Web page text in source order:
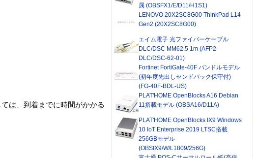
は、到着までに時間がかかる
属 (OBSFX1/E/D11/H1S1)
LENOVO 20X2SC8G00 ThinkPad L14
Gen2 (20X2SC8G00)
エイム電子 光ファイバーケーブル
DLC/DSC MM62.5 1m (AFP2-
DLC/DSC-62-01)
Fortinet FortiGate-40F バンドルモデル
(初年度先出しセンドバック保守付)
(FG-40F-BDL-US)
PLAT'HOME OpenBlocks A16 Debian
11搭載モデル (OBSA16/D11A)
PLAT'HOME OpenBlocks IX9 Windows
10 IoT Enterprise 2019 LTSC搭載
256GBモデル
(OBSIX9/W/L1809/256G)